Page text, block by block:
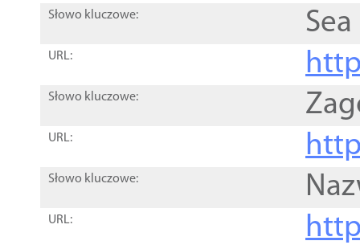
Słowo kluczowe:
URL:
Słowo kluczowe:
URL:
Słowo kluczowe:
URL: